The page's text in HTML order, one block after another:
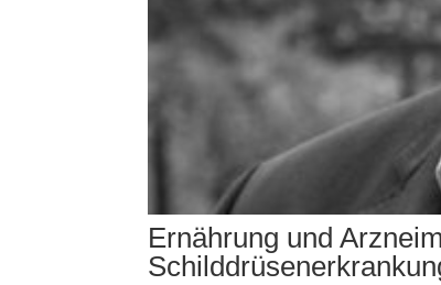
Ernährung und